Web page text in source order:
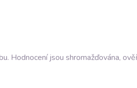
Hodnocení jsou shromažďována,